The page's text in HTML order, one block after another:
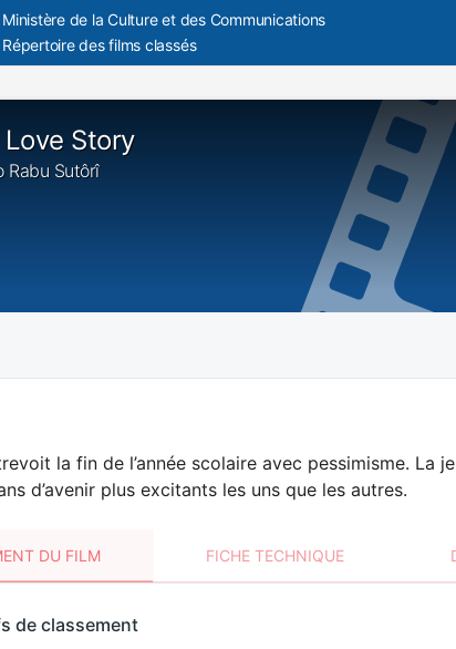
Ministère de la Culture et des Communications
Répertoire des films classés
Love Story
Rabu Sutôrî
la fin de l’année scolaire avec pessimisme. La
d’avenir plus excitants les uns que les autres.
DU FILM FICHE TECHNIQUE
de classement